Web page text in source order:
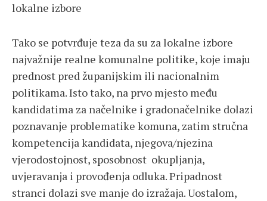
lokalne izbore
Tako se potvrđuje teza da su za lokalne izbore
najvažnije realne komunalne politike, koje imaju
prednost pred županijskim ili nacionalnim
politikama. Isto tako, na prvo mjesto među
kandidatima za načelnike i gradonačelnike dolazi
poznavanje problematike komuna, zatim stručna
kompetencija kandidata, njegova/njezina
vjerodostojnost, sposobnost okupljanja,
uvjeravanja i provođenja odluka. Pripadnost
stranci dolazi sve manje do izražaja. Uostalom,